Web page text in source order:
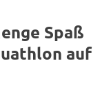
Spaß
auf